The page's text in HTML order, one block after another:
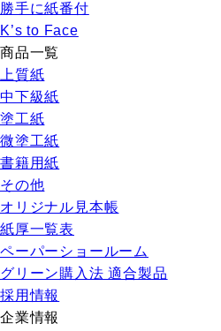
勝手に紙番付
K’s to Face
商品一覧
上質紙
中下級紙
塗工紙
微塗工紙
書籍用紙
その他
オリジナル見本帳
紙厚一覧表
ペーパーショールーム
グリーン購入法 適合製品
採用情報
企業情報